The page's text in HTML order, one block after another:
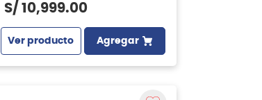
S/ 10,999.00
Ver producto Agregar